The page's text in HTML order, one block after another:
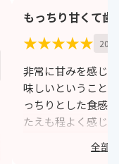
もっちり甘くて歯
★★★★★ 20
非常に甘みを感じ
味しいということ
っちりとした食感
たえも程よく感じ
すぎない特徴から
い作りになってい
全部